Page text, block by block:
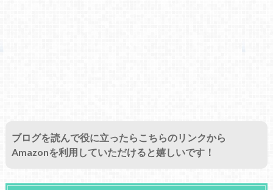
ブログを読んで役に立ったらこちらのリンクから
Amazonを利用していただけると嬉しいです！